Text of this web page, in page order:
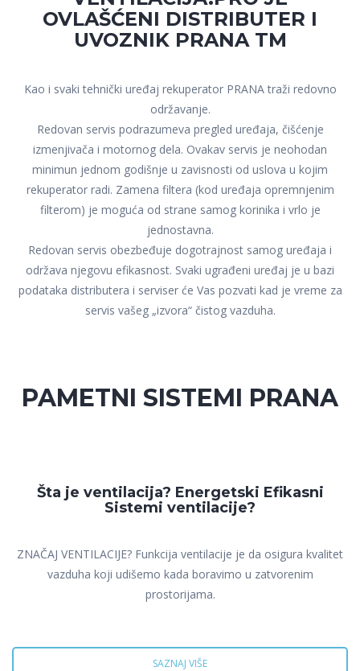
OVLAŠĆENI DISTRIBUTER I
UVOZNIK PRANA TM
Kao i svaki tehnički uređaj rekuperator PRANA traži redovno
održavanje.
Redovan servis podrazumeva pregled uređaja, čišćenje
izmenjivača i motornog dela. Ovakav servis je neohodan
minimun jednom godišnje u zavisnosti od uslova u kojim
rekuperator radi. Zamena filtera (kod uređaja opremnjenim
filterom) je moguća od strane samog korinika i vrlo je
jednostavna.
Redovan servis obezbeđuje dogotrajnost samog uređaja i
održava njegovu efikasnost. Svaki ugrađeni uređaj je u bazi
podataka distributera i serviser će Vas pozvati kad je vreme za
servis vašeg „izvora“ čistog vazduha.
PAMETNI SISTEMI PRANA
Šta je ventilacija? Energetski Efikasni
Sistemi ventilacije?
ZNAČAJ VENTILACIJE? Funkcija ventilacije je da osigura kvalitet
vazduha koji udišemo kada boravimo u zatvorenim
prostorijama.
SAZNAJ VIŠE